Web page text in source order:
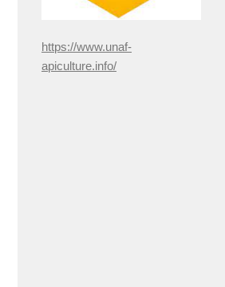
https://www.unaf-
apiculture.info/